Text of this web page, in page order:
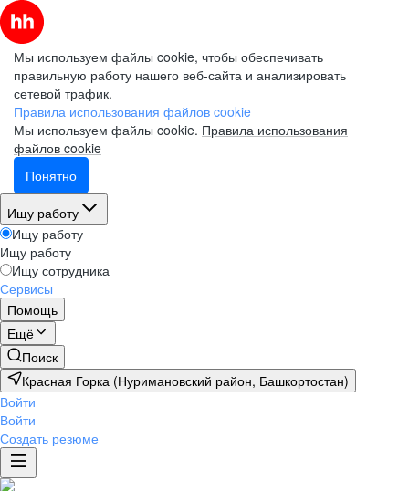
Мы используем файлы cookie, чтобы обеспечивать
правильную работу нашего веб-сайта и анализировать
сетевой трафик.
Правила использования файлов cookie
Мы используем файлы cookie. Правила использования
файлов cookie
Понятно
Ищу работу
Ищу работу
Ищу работу
Ищу сотрудника
Сервисы
Помощь
Ещё
Поиск
Красная Горка (Нуримановский район, Башкортостан)
Войти
Войти
Создать резюме